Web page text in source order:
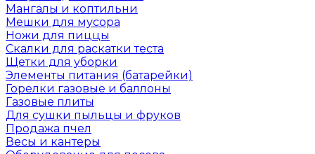
Мангалы и коптильни
Мешки для мусора
Ножи для пиццы
Скалки для раскатки теста
Щетки для уборки
Элементы питания (батарейки)
Горелки газовые и баллоны
Газовые плиты
Для сушки пыльцы и фруков
Продажа пчел
Весы и кантеры